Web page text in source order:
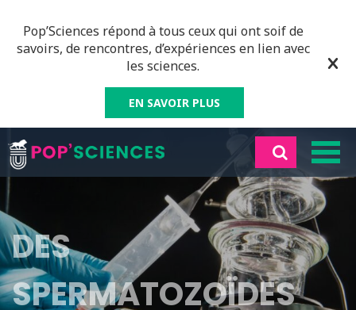
Pop’Sciences répond à tous ceux qui ont soif de
savoirs, de rencontres, d’expériences en lien avec
les sciences.
EN SAVOIR PLUS
DES
SPERMATOZOÏDES